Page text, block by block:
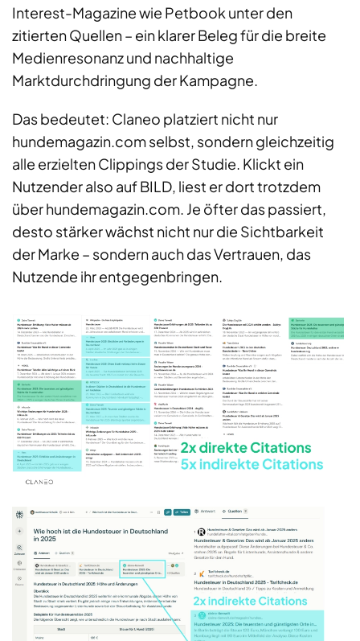
Interest-Magazine wie Petbook unter den
zitierten Quellen – ein klarer Beleg für die breite
Medienresonanz und nachhaltige
Marktdurchdringung der Kampagne.
Das bedeutet: Claneo platziert nicht nur
hundemagazin.com selbst, sondern gleichzeitig
alle erzielten Clippings der Studie. Klickt ein
Nutzender also auf BILD, liest er dort trotzdem
über hundemagazin.com. Je öfter das passiert,
desto stärker wächst nicht nur die Sichtbarkeit
der Marke – sondern auch das Vertrauen, das
Nutzende ihr entgegenbringen.